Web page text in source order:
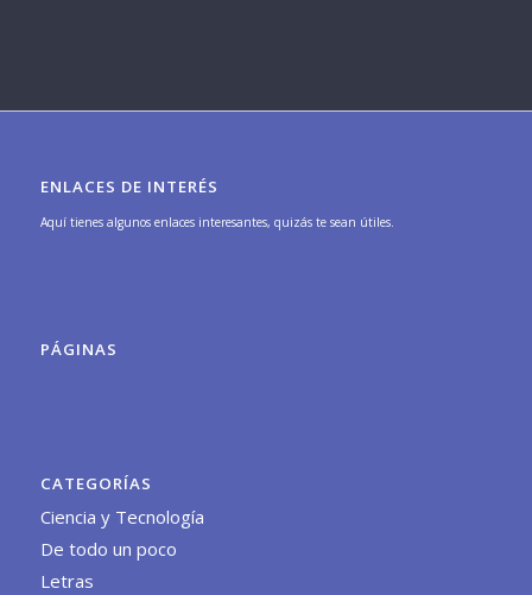
ENLACES DE INTERÉS
Aquí tienes algunos enlaces interesantes, quizás te sean útiles.
PÁGINAS
CATEGORÍAS
Ciencia y Tecnología
De todo un poco
Letras